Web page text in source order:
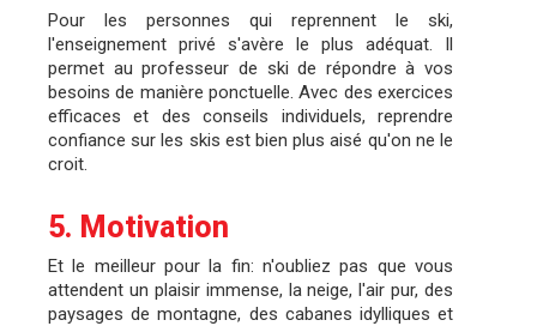
Pour les personnes qui reprennent le ski,
l'enseignement privé s'avère le plus adéquat. Il
permet au professeur de ski de répondre à vos
besoins de manière ponctuelle. Avec des exercices
efficaces et des conseils individuels, reprendre
confiance sur les skis est bien plus aisé qu'on ne le
croit.
5. Motivation
Et le meilleur pour la fin: n'oubliez pas que vous
attendent un plaisir immense, la neige, l'air pur, des
paysages de montagne, des cabanes idylliques et